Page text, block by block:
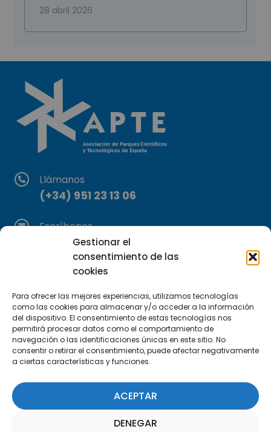
Gestionar el
consentimiento de las
cookies
Para ofrecer las mejores experiencias, utilizamos tecnologías
como las cookies para almacenar y/o acceder a la información
del dispositivo. El consentimiento de estas tecnologías nos
permitirá procesar datos como el comportamiento de
navegación o las identificaciones únicas en este sitio. No
consentir o retirar el consentimiento, puede afectar negativamente
a ciertas características y funciones.
ACEPTAR
DENEGAR
28 abril 2026
Llámanos
(+34) 951 23 13 06
Escríbenos
info@apte.org
Encuéntranos
29590 Campanillas, Málaga
Suscríbete a nuestra Newsletter